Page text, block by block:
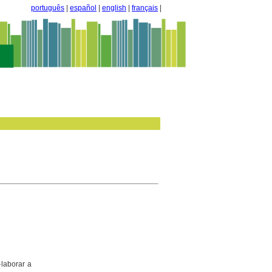
português español english français
a